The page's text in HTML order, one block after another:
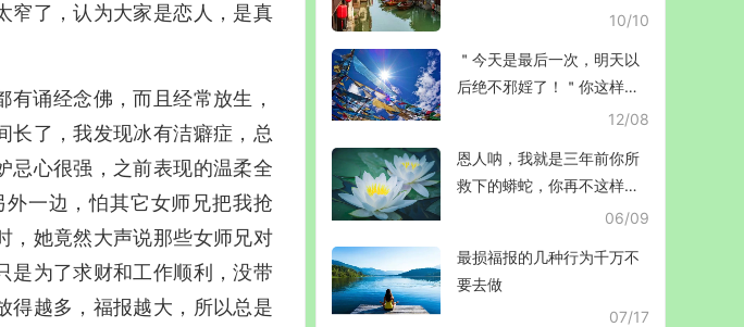
窄了，认为大家是恋人，是真
诵经念佛，而且经常放生，
长了，我发现冰有洁癖症，总
忌心很强，之前表现的温柔全
一边，怕其它女师兄把我抢
，她竟然大声说那些女师兄对
是为了求财和工作顺利，没带
得越多，福报越大，所以总是
10/10
＂今天是最后一次，明天以
后绝不邪婬了！＂你这样骗
12/08
恩人呐，我就是三年前你所
救下的蟒蛇，你再不这样
06/09
最损福报的几种行为千万不
要去做
07/17